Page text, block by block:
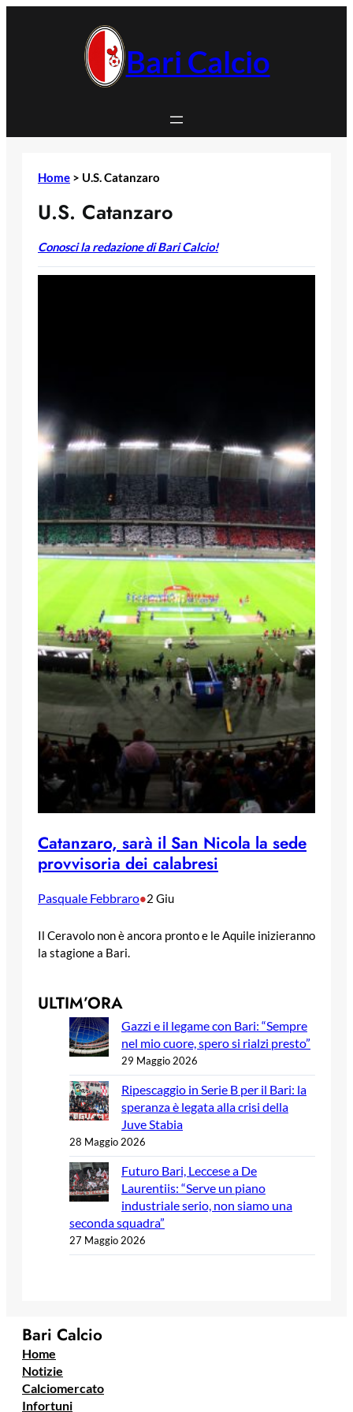
Bari Calcio
Home > U.S. Catanzaro
U.S. Catanzaro
Conosci la redazione di Bari Calcio!
Catanzaro, sarà il San Nicola la sede
provvisoria dei calabresi
Pasquale Febbraro•2 Giu
Il Ceravolo non è ancora pronto e le Aquile inizieranno
la stagione a Bari.
ULTIM’ORA
Gazzi e il legame con Bari: “Sempre
nel mio cuore, spero si rialzi presto”
29 Maggio 2026
Ripescaggio in Serie B per il Bari: la
speranza è legata alla crisi della
Juve Stabia
28 Maggio 2026
Futuro Bari, Leccese a De
Laurentiis: “Serve un piano
industriale serio, non siamo una
seconda squadra”
27 Maggio 2026
Bari Calcio
Home
Notizie
Calciomercato
Infortuni